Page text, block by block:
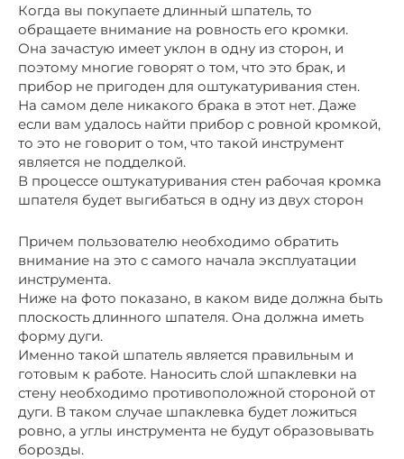
Когда вы покупаете длинный шпатель, то
обращаете внимание на ровность его кромки.
Она зачастую имеет уклон в одну из сторон, и
поэтому многие говорят о том, что это брак, и
прибор не пригоден для оштукатуривания стен.
На самом деле никакого брака в этот нет. Даже
если вам удалось найти прибор с ровной кромкой,
то это не говорит о том, что такой инструмент
является не подделкой.
В процессе оштукатуривания стен рабочая кромка
шпателя будет выгибаться в одну из двух сторон
Причем пользователю необходимо обратить
внимание на это с самого начала эксплуатации
инструмента.
Ниже на фото показано, в каком виде должна быть
плоскость длинного шпателя. Она должна иметь
форму дуги.
Именно такой шпатель является правильным и
готовым к работе. Наносить слой шпаклевки на
стену необходимо противоположной стороной от
дуги. В таком случае шпаклевка будет ложиться
ровно, а углы инструмента не будут образовывать
борозды.